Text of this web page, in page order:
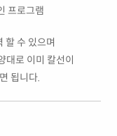
프로그램
할 수 있으며
대로 이미 칼선이
됩니다.